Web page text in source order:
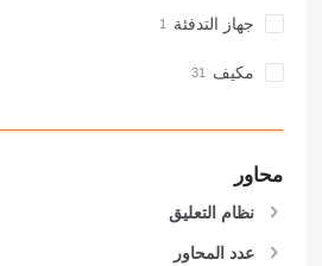
جهاز التدفئة
مكيف
محاور
نظام التعليق
عدد المحاور